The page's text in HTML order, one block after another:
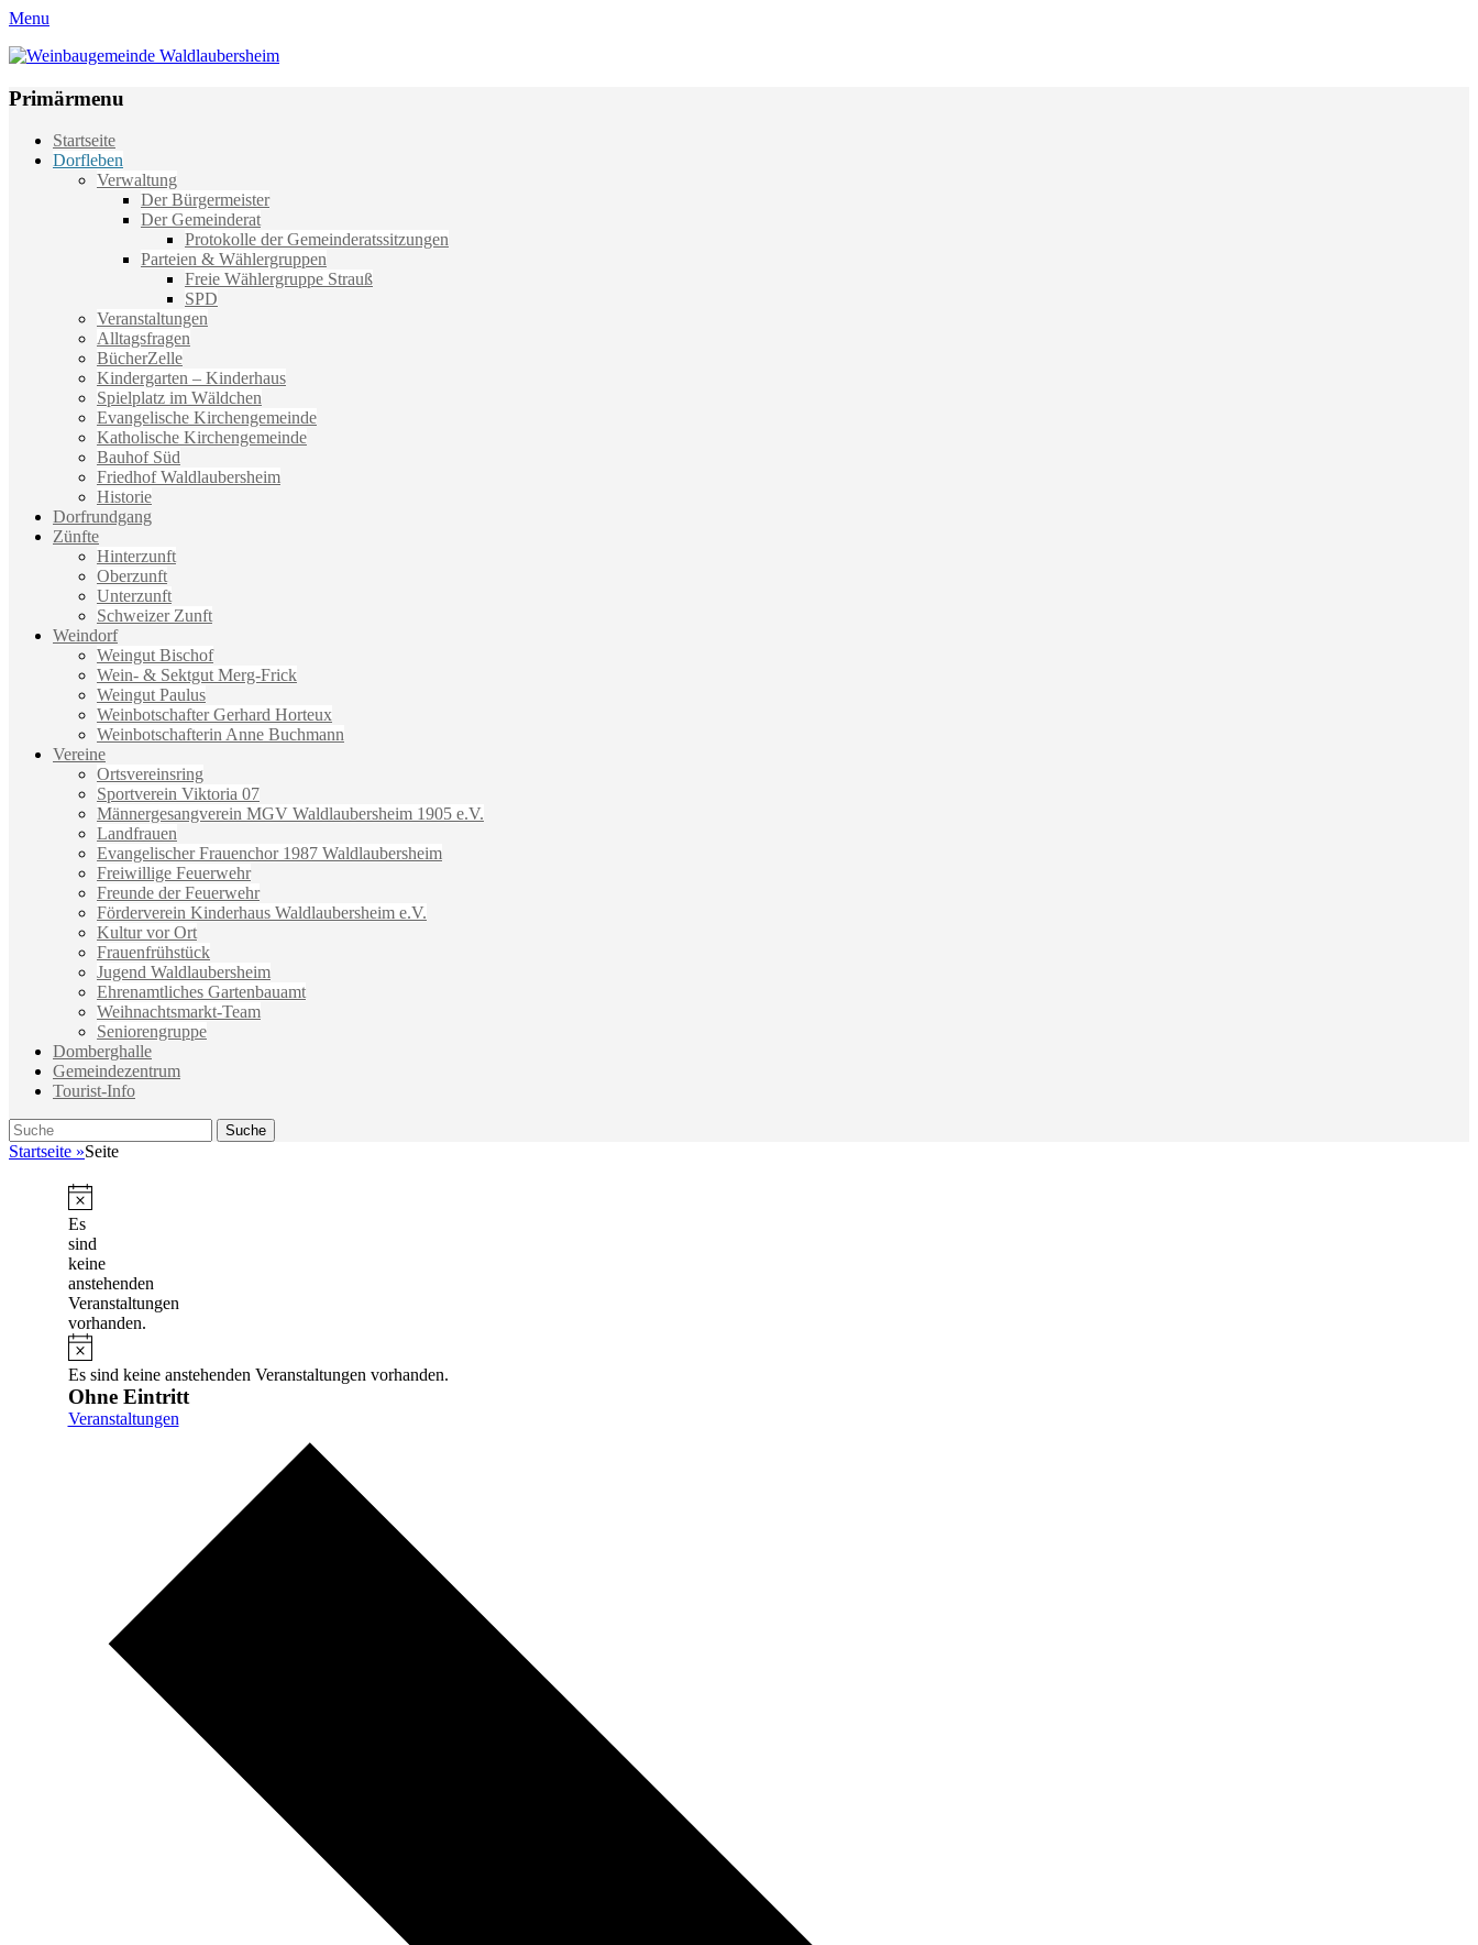
Menu
Weinbaugemeinde Waldlaubersheim
Primärmenu
Weiter
zum
Startseite
Dorfleben
Verwaltung
Der Bürgermeister
Der Gemeinderat
Protokolle der Gemeinderatssitzungen
Parteien & Wählergruppen
Freie Wählergruppe Strauß
SPD
Veranstaltungen
Alltagsfragen
BücherZelle
Kindergarten – Kinderhaus
Spielplatz im Wäldchen
Evangelische Kirchengemeinde
Katholische Kirchengemeinde
Bauhof Süd
Friedhof Waldlaubersheim
Historie
Dorfrundgang
Zünfte
Hinterzunft
Oberzunft
Unterzunft
Schweizer Zunft
Weindorf
Weingut Bischof
Wein- & Sektgut Merg-Frick
Weingut Paulus
Weinbotschafter Gerhard Horteux
Weinbotschafterin Anne Buchmann
Vereine
Ortsvereinsring
Sportverein Viktoria 07
Männergesangverein MGV Waldlaubersheim 1905 e.V.
Landfrauen
Evangelischer Frauenchor 1987 Waldlaubersheim
Freiwillige Feuerwehr
Freunde der Feuerwehr
Förderverein Kinderhaus Waldlaubersheim e.V.
Kultur vor Ort
Frauenfrühstück
Jugend Waldlaubersheim
Ehrenamtliches Gartenbauamt
Weihnachtsmarkt-Team
Seniorengruppe
Domberghalle
Gemeindezentrum
Tourist-Info
Suche
Suche
nach:
Startseite »Seite
Hinweis
Es
sind
keine
anstehenden
Veranstaltungen
vorhanden.
Hinweis
Es sind keine anstehenden Veranstaltungen vorhanden.
Ohne Eintritt
Veranstaltungen